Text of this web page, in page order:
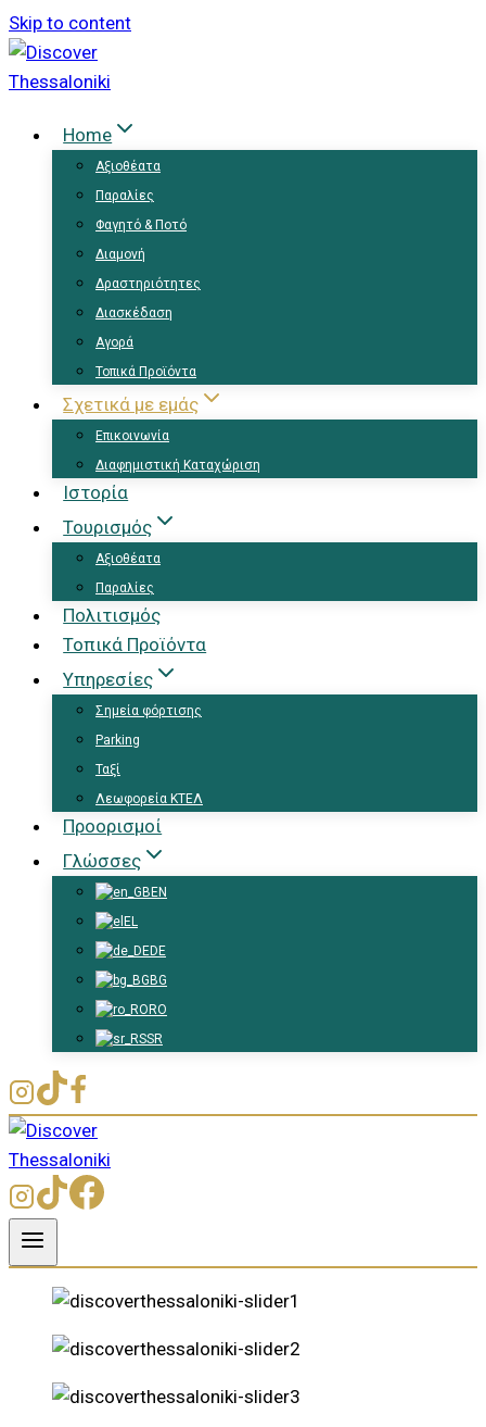
Skip to content
Home
Αξιοθέατα
Παραλίες
Φαγητό & Ποτό
Διαμονή
Δραστηριότητες
Διασκέδαση
Αγορά
Τοπικά Προϊόντα
Σχετικά με εμάς
Επικοινωνία
Διαφημιστική Καταχώριση
Ιστορία
Τουρισμός
Αξιοθέατα
Παραλίες
Πολιτισμός
Τοπικά Προϊόντα
Υπηρεσίες
Σημεία φόρτισης
Parking
Ταξί
Λεωφορεία ΚΤΕΛ
Προορισμοί
Γλώσσες
EN
EL
DE
BG
RO
SR